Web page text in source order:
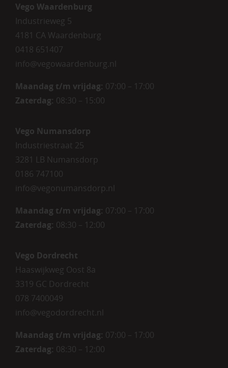
Vego Waardenburg
Industrieweg 5
4181 CA Waardenburg
0418 651407
info@vegowaardenburg.nl
Maandag t/m vrijdag: 07:00 – 17:00
Zaterdag: 08:30 – 15:00
Vego Numansdorp
Industriestraat 25
3281 LB Numansdorp
0186 747100
info@vegonumansdorp.nl
Maandag t/m vrijdag: 07:00 – 17:00
Zaterdag: 08:30 – 12:00
Vego Dordrecht
Haaswijkweg Oost 8a
3319 GC Dordrecht
078 7400049
info@vegodordrecht.nl
Maandag t/m vrijdag: 07:00 – 17:00
Zaterdag: 08:30 – 12:00